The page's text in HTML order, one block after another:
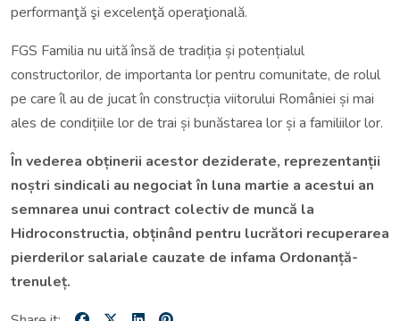
performanţă şi excelenţă operaţională.
FGS Familia nu uită însă de tradiția și potențialul
constructorilor, de importanta lor pentru comunitate, de rolul
pe care îl au de jucat în construcția viitorului României și mai
ales de condițiile lor de trai și bunăstarea lor și a familiilor lor.
În vederea obținerii acestor deziderate, reprezentanții
noștri sindicali au negociat în luna martie a acestui an
semnarea unui contract colectiv de muncă la
Hidroconstructia, obținând pentru lucrători recuperarea
pierderilor salariale cauzate de infama Ordonanță-
trenuleț.